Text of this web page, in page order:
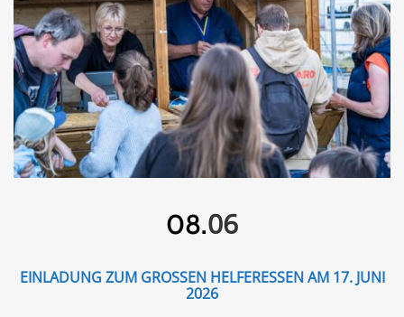
08.06
EINLADUNG ZUM GROSSEN HELFERESSEN AM 17. JUNI 2
026